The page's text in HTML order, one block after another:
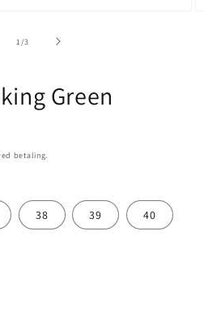
1/af
3
Green
betaling.
38 39 40